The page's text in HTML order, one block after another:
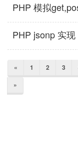
PHP 模拟
PHP jsonp 实
« 1 2 3
»